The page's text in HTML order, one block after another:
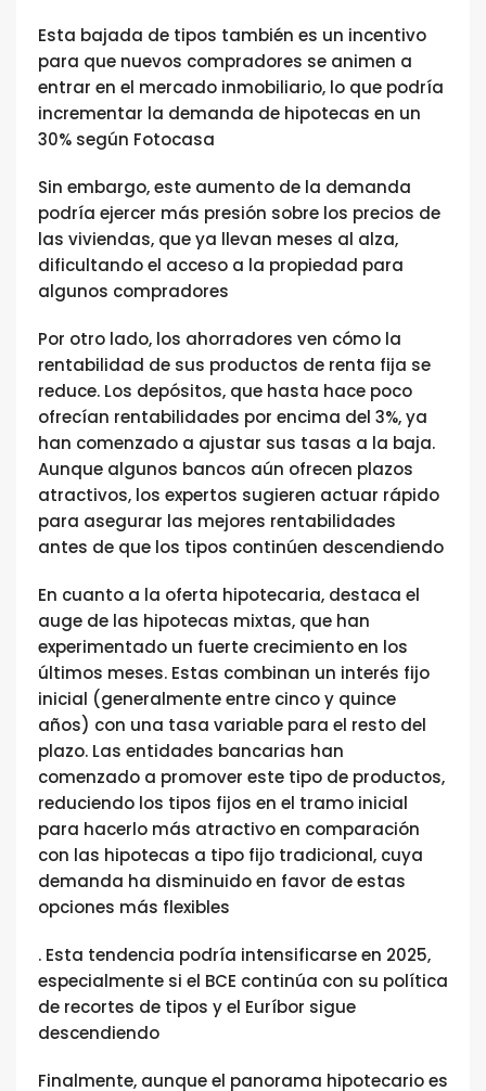
Esta bajada de tipos también es un incentivo
para que nuevos compradores se animen a
entrar en el mercado inmobiliario, lo que podría
incrementar la demanda de hipotecas en un
30% según Fotocasa​
Sin embargo, este aumento de la demanda
podría ejercer más presión sobre los precios de
las viviendas, que ya llevan meses al alza,
dificultando el acceso a la propiedad para
algunos compradores​
Por otro lado, los ahorradores ven cómo la
rentabilidad de sus productos de renta fija se
reduce. Los depósitos, que hasta hace poco
ofrecían rentabilidades por encima del 3%, ya
han comenzado a ajustar sus tasas a la baja.
Aunque algunos bancos aún ofrecen plazos
atractivos, los expertos sugieren actuar rápido
para asegurar las mejores rentabilidades
antes de que los tipos continúen descendiendo​
En cuanto a la oferta hipotecaria, destaca el
auge de las hipotecas mixtas, que han
experimentado un fuerte crecimiento en los
últimos meses. Estas combinan un interés fijo
inicial (generalmente entre cinco y quince
años) con una tasa variable para el resto del
plazo. Las entidades bancarias han
comenzado a promover este tipo de productos,
reduciendo los tipos fijos en el tramo inicial
para hacerlo más atractivo en comparación
con las hipotecas a tipo fijo tradicional, cuya
demanda ha disminuido en favor de estas
opciones más flexibles​
. Esta tendencia podría intensificarse en 2025,
especialmente si el BCE continúa con su política
de recortes de tipos y el Euríbor sigue
descendiendo​
Finalmente, aunque el panorama hipotecario es